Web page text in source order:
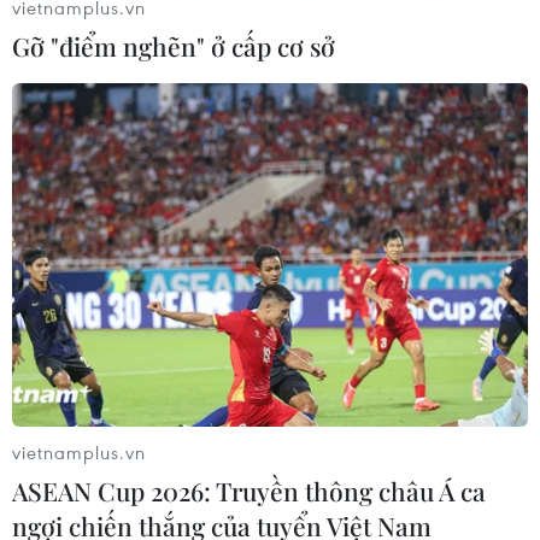
Mở rộng nhiều trường hợp “độ” linh
kiện xe nhưng không bị coi là cải tạo
27/07/2026 01:44
Bộ Xây dựng nói gì về việc đạp thốc
ga khi đưa xe ôtô đi đăng kiểm?
25/07/2026 03:28
Cổ phiếu Tesla lao dốc, vốn hóa thị
24/07/2026 14:55
vietnamplus.vn
Gỡ "điểm nghẽn" ở cấp cơ sở
vietnamplus.vn
ASEAN Cup 2026: Truyền thông châu Á ca
ngợi chiến thắng của tuyển Việt Nam